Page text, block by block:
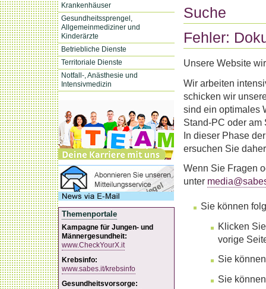
Krankenhäuser
Gesundheitssprengel,
Allgemeinmediziner und
Kinderärzte
Betriebliche Dienste
Territoriale Dienste
Notfall-, Anästhesie und
Intensivmedizin
Themenportale
Kampagne für Jungen- und
Männergesundheit:
www.CheckYourX.it
Krebsinfo:
www.sabes.it/krebsinfo
Gesundheitsvorsorge:
Suche
Fehler:
Unsere Website
Wir arbeiten
schicken wir
sind ein optimales
Stand-PC oder am
In dieser Phase
ersuchen Sie
Wenn Sie Fragen
unter
Sie können
Klicken
vorige
Sie
Sie